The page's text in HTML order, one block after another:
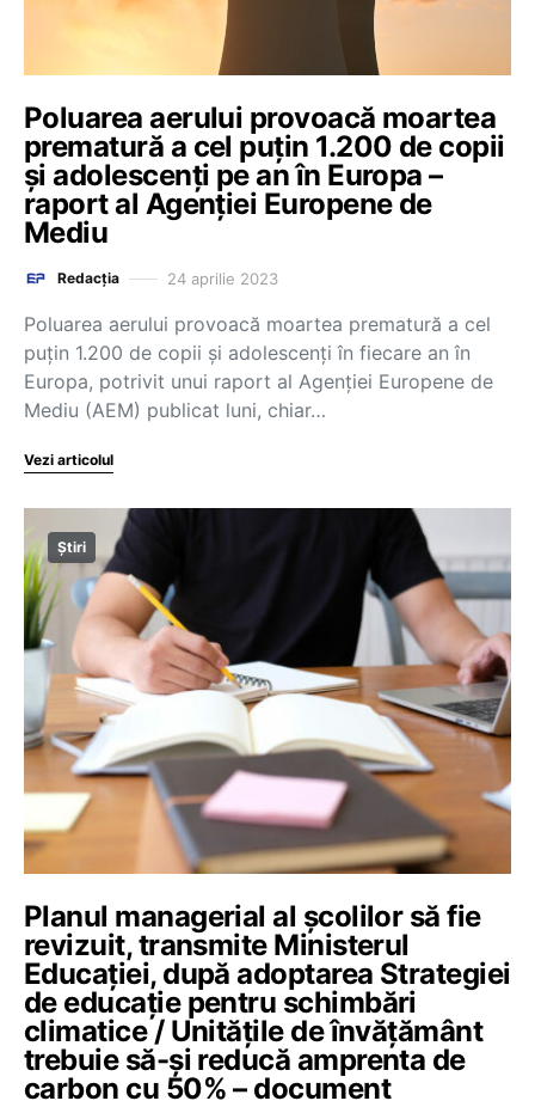
Poluarea aerului provoacă moartea
prematură a cel puțin 1.200 de copii
și adolescenți pe an în Europa –
raport al Agenției Europene de
Mediu
Redacția 24 aprilie 2023
Poluarea aerului provoacă moartea prematură a cel
puţin 1.200 de copii şi adolescenţi în fiecare an în
Europa, potrivit unui raport al Agenţiei Europene de
Mediu (AEM) publicat luni, chiar…
Vezi articolul
Știri
Planul managerial al școlilor să fie
revizuit, transmite Ministerul
Educației, după adoptarea Strategiei
de educație pentru schimbări
climatice / Unitățile de învățământ
trebuie să-și reducă amprenta de
carbon cu 50% – document